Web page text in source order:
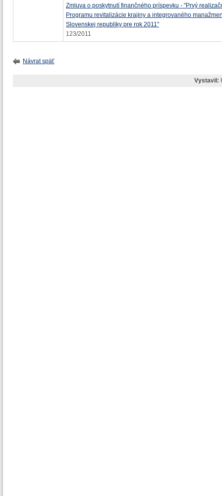
Zmluva o poskytnutí finančného príspevku - "Prvý
Programu revitalizácie krajiny a integrovaného
Slovenskej republiky pre rok 2011"
123/2011
Návrat späť
Vystavil: